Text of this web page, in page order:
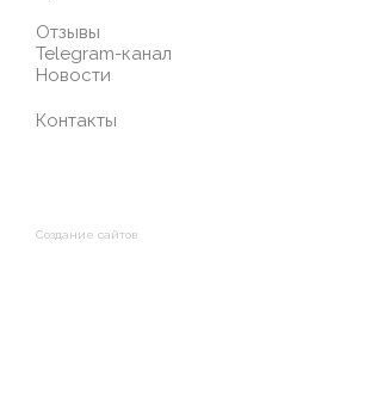
Отзывы
Telegram-канал
Новости
Контакты
Создание сайтов